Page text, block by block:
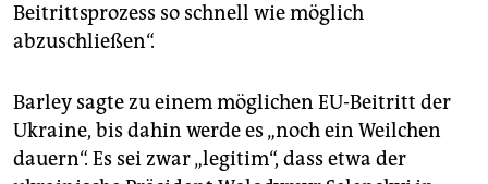
Beitrittsprozess so schnell wie möglich
abzuschließen“.
Barley sagte zu einem möglichen EU-Beitritt der
Ukraine, bis dahin werde es „noch ein Weilchen
dauern“. Es sei zwar „legitim“, dass etwa der